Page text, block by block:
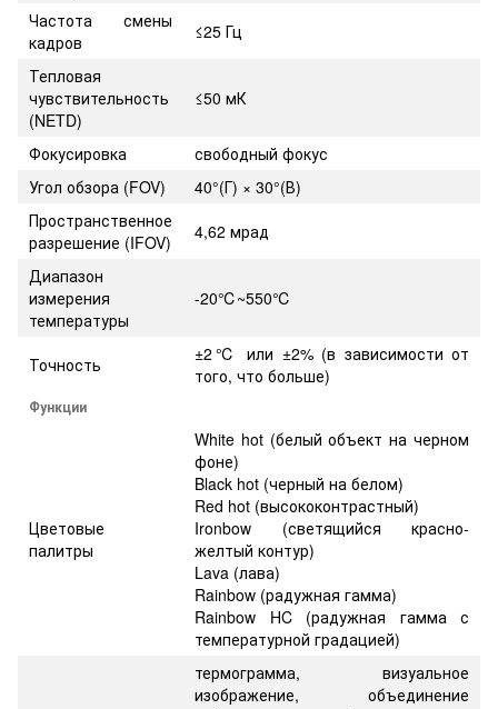
Частота смены
кадров
≤25 Гц
Тепловая
чувствительность
(NETD)
≤50 мК
Фокусировка
свободный фокус
Угол обзора (FOV)
40°(Г) × 30°(В)
Пространственное
разрешение (IFOV)
4,62 мрад
Диапазон
измерения
температуры
-20℃~550℃
Точность
±2℃ или ±2% (в зависимости от
того, что больше)
Функции
Цветовые
палитры
White hot (белый объект на черном
фоне)
Black hot (черный на белом)
Red hot (высококонтрастный)
Ironbow (светящийся красно-
желтый контур)
Lava (лава)
Rainbow (радужная гамма)
Rainbow HC (радужная гамма с
температурной градацией)
термограмма, визуальное
изображение, объединение